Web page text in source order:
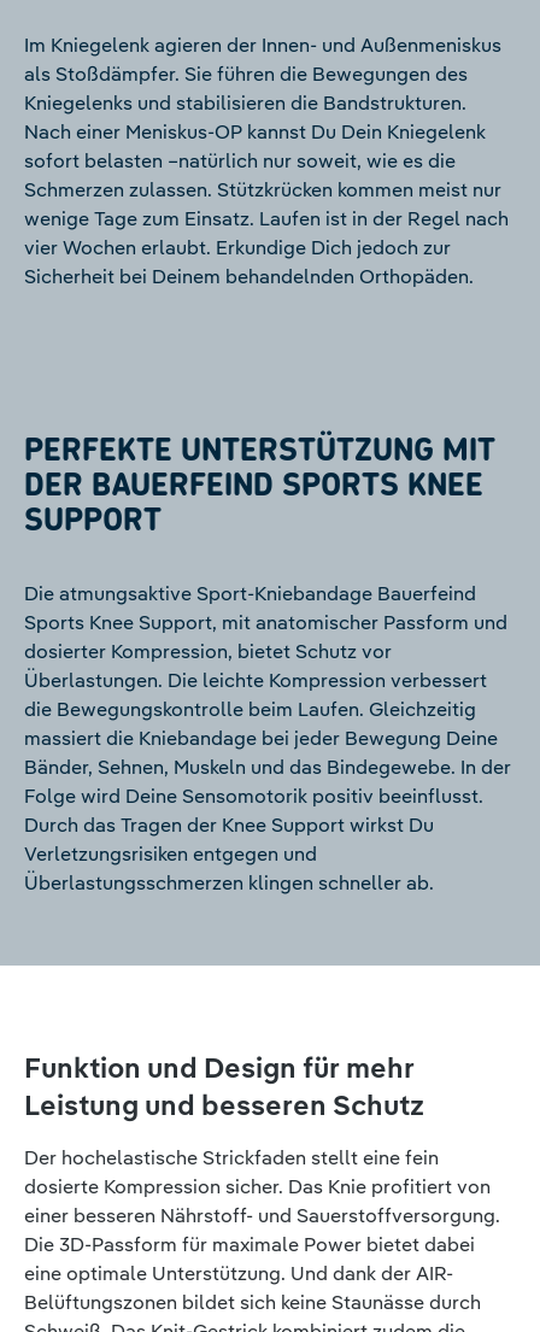
Im Kniegelenk agieren der Innen- und Außenmeniskus
als Stoßdämpfer. Sie führen die Bewegungen des
Kniegelenks und stabilisieren die Bandstrukturen.
Nach einer Meniskus-OP kannst Du Dein Kniegelenk
sofort belasten –natürlich nur soweit, wie es die
Schmerzen zulassen. Stützkrücken kommen meist nur
wenige Tage zum Einsatz. Laufen ist in der Regel nach
vier Wochen erlaubt. Erkundige Dich jedoch zur
Sicherheit bei Deinem behandelnden Orthopäden.
PERFEKTE UNTERSTÜTZUNG MIT
DER BAUERFEIND SPORTS KNEE
SUPPORT
Die atmungsaktive Sport-Kniebandage Bauerfeind
Sports Knee Support, mit anatomischer Passform und
dosierter Kompression, bietet Schutz vor
Überlastungen. Die leichte Kompression verbessert
die Bewegungskontrolle beim Laufen. Gleichzeitig
massiert die Kniebandage bei jeder Bewegung Deine
Bänder, Sehnen, Muskeln und das Bindegewebe. In der
Folge wird Deine Sensomotorik positiv beeinflusst.
Durch das Tragen der Knee Support wirkst Du
Verletzungsrisiken entgegen und
Überlastungsschmerzen klingen schneller ab.
Funktion und Design für mehr
Leistung und besseren Schutz
Der hochelastische Strickfaden stellt eine fein
dosierte Kompression sicher. Das Knie profitiert von
einer besseren Nährstoff- und Sauerstoffversorgung.
Die 3D-Passform für maximale Power bietet dabei
eine optimale Unterstützung. Und dank der AIR-
Belüftungszonen bildet sich keine Staunässe durch